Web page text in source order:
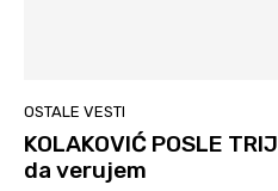
OSTALE VESTI
KOLAKOVIĆ POSLE
da verujem